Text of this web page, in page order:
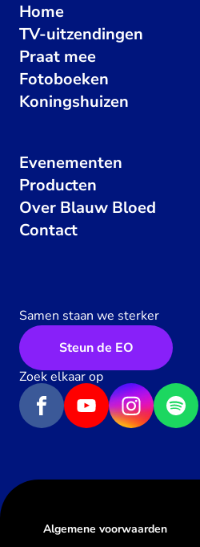
Home
TV-uitzendingen
Praat mee
Fotoboeken
Koningshuizen
Evenementen
Producten
Over Blauw Bloed
Contact
Samen staan we sterker
Steun de EO
Zoek elkaar op
Algemene voorwaarden